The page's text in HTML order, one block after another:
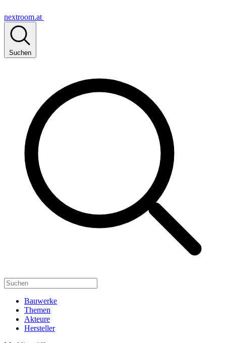
nextroom.at
Suchen
Bauwerke
Themen
Akteure
Hersteller